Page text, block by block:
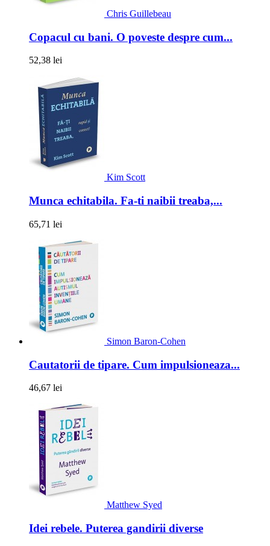
Chris Guillebeau
Copacul cu bani. O poveste despre cum...
52,38 lei
Kim Scott
Munca echitabila. Fa-ti naibii treaba,...
65,71 lei
Simon Baron-Cohen
Cautatorii de tipare. Cum impulsioneaza...
46,67 lei
Matthew Syed
Idei rebele. Puterea gandirii diverse